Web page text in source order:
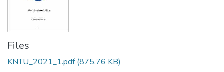
Files
KNTU_2021_1.pdf(875.76 KB)